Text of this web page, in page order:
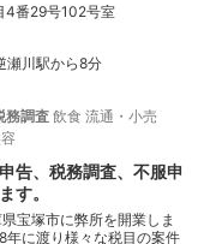
4番29号102号室
瀬川駅から8分
務調査 飲食 流通・小売
告、税務調査、不服申
す。
宝塚市に弊所を開業しま
年に渡り様々な税目の案件